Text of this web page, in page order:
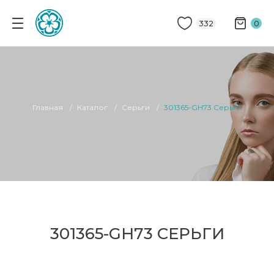
332 0
Главная Каталог Серьги 301365-GH73 Серьги
301365-GH73 СЕРЬГИ